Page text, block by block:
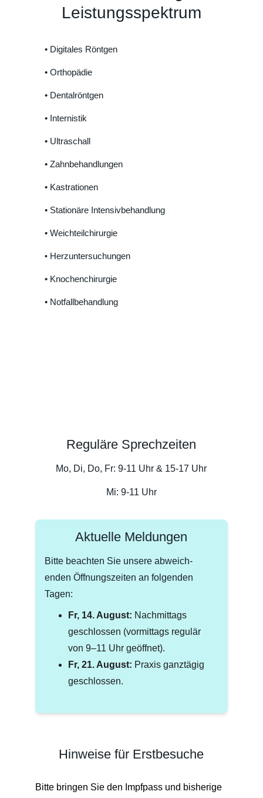
Leistungsspektrum
• Digitales Röntgen
• Orthopädie
• Dentalröntgen
• Internistik
• Ultraschall
• Zahnbehandlungen
• Kastrationen
• Stationäre Intensivbehandlung
• Weichteilchirurgie
• Herzuntersuchungen
• Knochenchirurgie
• Notfallbehandlung
Aktuelle Meldungen
Reguläre Sprechzeiten
Bitte beachten Sie unsere abweich-
enden Öffnungszeiten an folgenden
Tagen:
Fr, 14. August: Nachmittags
geschlossen (vormittags regulär
von 9–11 Uhr geöffnet).
Fr, 21. August: Praxis ganztägig
geschlossen.
Mo, Di, Do, Fr: 9-11 Uhr & 15-17 Uhr
Mi: 9-11 Uhr
Hinweise für Erstbesuche
Bitte bringen Sie den Impfpass und bisherige